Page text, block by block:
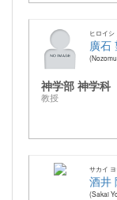
ヒロイシ
廣石
神学部 神学科
教授
サカイ
酒井
Sakai